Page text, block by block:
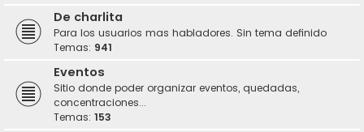
De charlita
Para los usuarios mas habladores. Sin tema definido
Temas: 941
Eventos
Sitio donde poder organizar eventos, quedadas,
concentraciones...
Temas: 153